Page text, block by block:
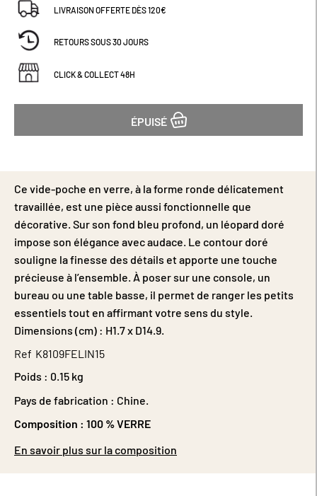
LIVRAISON OFFERTE DÈS 120€
RETOURS SOUS 30 JOURS
CLICK & COLLECT 48H
ÉPUISÉ
Ce vide-poche en verre, à la forme ronde délicatement
travaillée, est une pièce aussi fonctionnelle que
décorative. Sur son fond bleu profond, un léopard doré
impose son élégance avec audace. Le contour doré
souligne la finesse des détails et apporte une touche
précieuse à l’ensemble. À poser sur une console, un
bureau ou une table basse, il permet de ranger les petits
essentiels tout en affirmant votre sens du style.
Dimensions (cm) : H1.7 x D14.9.
Ref K8109FELIN15
Poids : 0.15 kg
Pays de fabrication : Chine.
Composition : 100 % VERRE
En savoir plus sur la composition